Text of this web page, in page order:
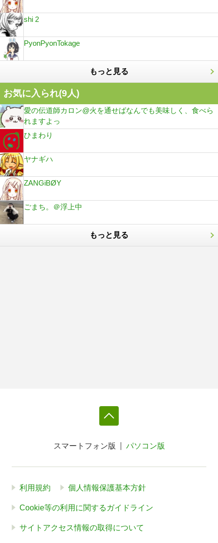
shi 2
PyonPyonTokage
もっと見る
お気に入られ(9人)
愛の伝道師カロン@火を通せばなんでも美味しく、食べら
れますよっ
ひまわり
ヤナギハ
ZANGiBØY
ごまち。＠浮上中
もっと見る
スマートフォン版 パソコン版
利用規約 個人情報保護基本方針
Cookie等の利用に関するガイドライン
サイトアクセス情報の取得について